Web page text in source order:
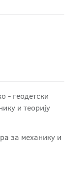
- геодетски
и теорију
за механику и